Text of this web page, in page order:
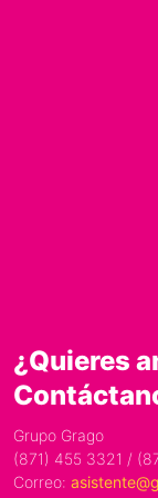
¿Quieres
Grupo Grago
(871) 455 3321 /
Correo: